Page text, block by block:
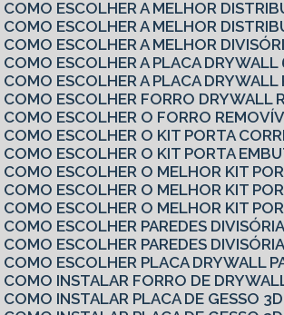
COMO ESCOLHER A MELHOR
COMO ESCOLHER A MELHOR
COMO ESCOLHER A MELHOR
COMO ESCOLHER A PLACA
COMO ESCOLHER A PLACA
COMO ESCOLHER FORRO DRYWALL
COMO ESCOLHER O FORRO
COMO ESCOLHER O KIT PORTA
COMO ESCOLHER O KIT PORTA
COMO ESCOLHER O MELHOR KIT
COMO ESCOLHER O MELHOR KIT
COMO ESCOLHER O MELHOR KIT
COMO ESCOLHER PAREDES
COMO ESCOLHER PAREDES
COMO ESCOLHER PLACA DRYWALL
COMO INSTALAR FORRO DE
COMO INSTALAR PLACA DE GESSO 3D